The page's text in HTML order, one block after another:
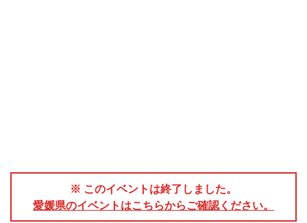
※ このイベントは終了しました。
愛媛県のイベントはこちらからご確認ください。